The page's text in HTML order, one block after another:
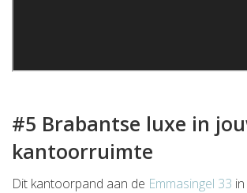
#5 Brabantse luxe in
kantoorruimte
Dit kantoorpand aan de Emmasingel 33